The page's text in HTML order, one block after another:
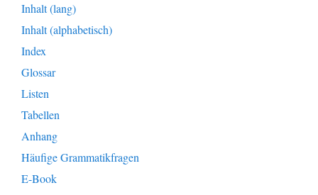
Inhalt (lang)
Inhalt (alphabetisch)
Index
Glossar
Listen
Tabellen
Anhang
Häufige Grammatikfragen
E-Book